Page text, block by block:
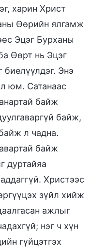
харин Христ
Өөрийн ялгамж
Эцэг Бурханы
Өөрт нь Эцэг
биелүүлдэг. Энэ
юм. Сатанаас
байж
байж,
л чадна.
байж
дуртайяа
Христээс
зүйл хийж
ажлыг
нэг ч хүн
гүйцэтгэх